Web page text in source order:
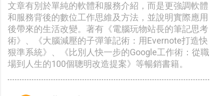
文章有別於單純的軟體和服務介紹，而是更強調軟體
和服務背後的數位工作思維及方法，並說明實際應用
後帶來的生活改變。著有《電腦玩物站長的筆記思考
術》、《大腦減壓的子彈筆記術：用Evernote打造快
狠準系統》、《比別人快一步的Google工作術：從職
場到人生的100個聰明改造提案》等暢銷書籍。